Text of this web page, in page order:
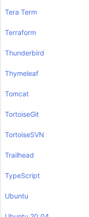
Tera Term
Terraform
Thunderbird
Thymeleaf
Tomcat
TortoiseGit
TortoiseSVN
Trailhead
TypeScript
Ubuntu